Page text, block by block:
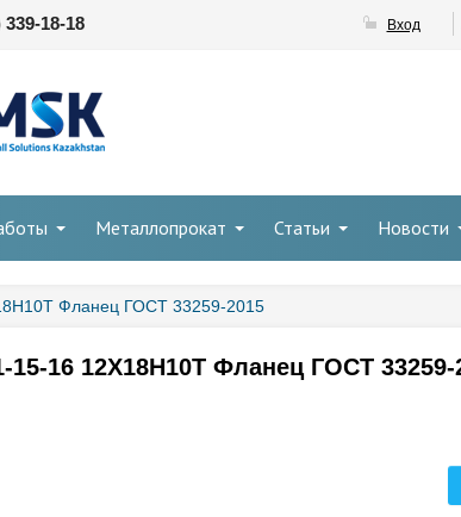
339-18-18 Вход
Металлопрокат Статьи Новости
Фланец ГОСТ 33259-2015
15-16 12Х18Н10Т Фланец ГОСТ 33259-